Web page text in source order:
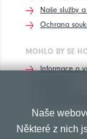
Naše služby
Ochrana
MOHLO BY SE
Informace o
Naše
Některé z nich